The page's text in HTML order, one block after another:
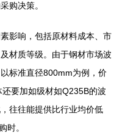
购决策。
影响，包括原材料成本、市
材质等级。由于钢材市场波
标准直径800mm为例，价
要加如级材如Q235B的波
往往能提供比行业均价低
时。